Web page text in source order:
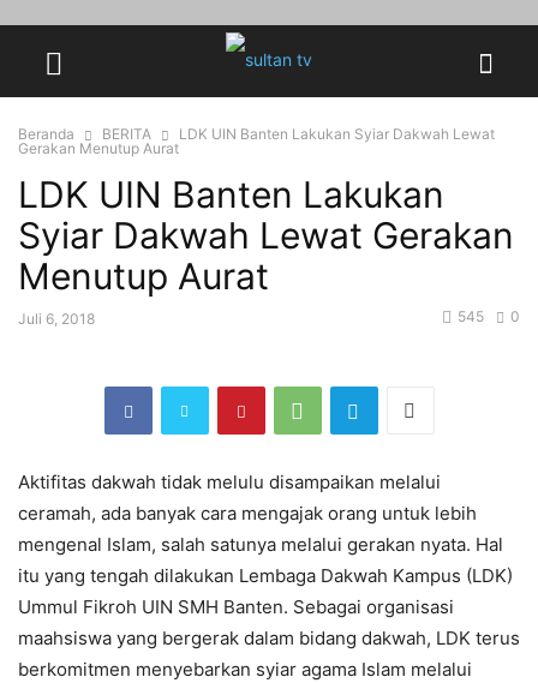
Beranda BERITA
LDK UIN Banten Lakukan Syiar Dakwah Lewat
Gerakan Menutup Aurat
LDK UIN Banten Lakukan
Syiar Dakwah Lewat Gerakan
Menutup Aurat
Juli 6, 2018 0
545
Aktifitas dakwah tidak melulu disampaikan melalui
ceramah, ada banyak cara mengajak orang untuk lebih
mengenal Islam, salah satunya melalui gerakan nyata. Hal
itu yang tengah dilakukan Lembaga Dakwah Kampus (LDK)
Ummul Fikroh UIN SMH Banten. Sebagai organisasi
maahsiswa yang bergerak dalam bidang dakwah, LDK terus
berkomitmen menyebarkan syiar agama Islam melalui